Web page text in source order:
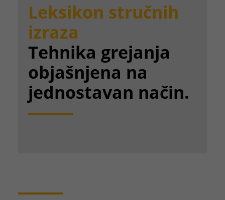
Leksikon stručnih
izraza
Tehnika grejanja
objašnjena na
jednostavan način.